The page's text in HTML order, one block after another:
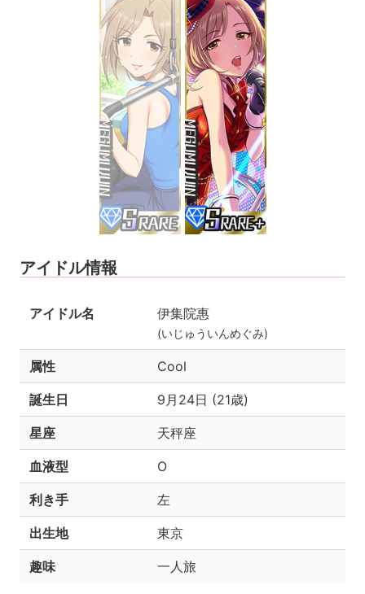
アイドル情報
アイドル名 伊集院惠
(いじゅういんめぐみ)
属性 Cool
誕生日 9月24日 (21歳)
星座 天秤座
血液型 O
利き手 左
出生地 東京
趣味 一人旅